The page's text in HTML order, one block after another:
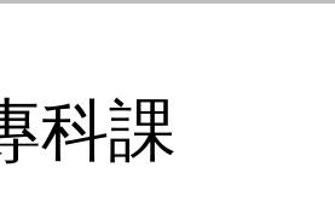
科課